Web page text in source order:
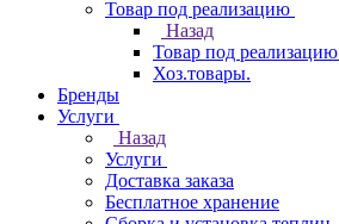
Товар под реализацию
Назад
Товар под реализацию
Хоз.товары.
Бренды
Услуги
Назад
Услуги
Доставка заказа
Бесплатное хранение